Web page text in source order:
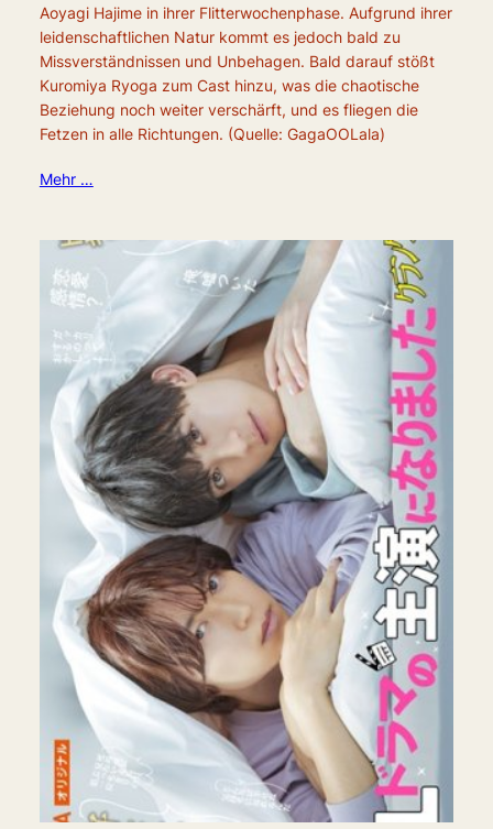
Aoyagi Hajime in ihrer Flitterwochenphase. Aufgrund ihrer
leidenschaftlichen Natur kommt es jedoch bald zu
Missverständnissen und Unbehagen. Bald darauf stößt
Kuromiya Ryoga zum Cast hinzu, was die chaotische
Beziehung noch weiter verschärft, und es fliegen die
Fetzen in alle Richtungen. (Quelle: GagaOOLala)
Mehr …